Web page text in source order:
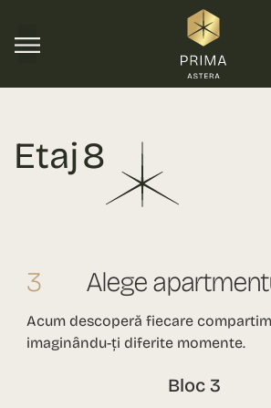
Etaj 8
3 Alege
Acum descoperă fiecare
imaginându-ți diferite momente.
Bloc 3